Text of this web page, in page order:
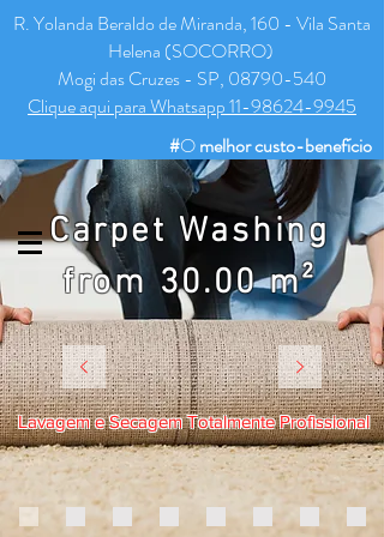
R. Yolanda Beraldo de Miranda, 160 - Vila Santa
Helena (SOCORRO)
Mogi das Cruzes - SP, 08790-540
Clique aqui para Whatsapp 11-98624-9945
#Omelhorcusto-benefício
de Lavanderia de Mogi!
Carpet Washing
from 30.00 m²
Lavagem e Secagem Totalmente Profissional